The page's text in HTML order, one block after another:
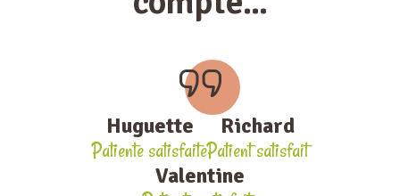
Huguette
Patiente satisfaite
Richard
Patient satisfait
Valentine